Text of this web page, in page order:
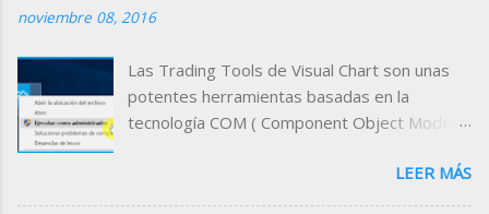
noviembre 08, 2016
Las Trading Tools de Visual Chart son unas
potentes herramientas basadas en la
tecnología COM ( Component Object Model )
maneja desde el programa a través de
cualquier entorno de desarrollo compatible
LEER MÁS